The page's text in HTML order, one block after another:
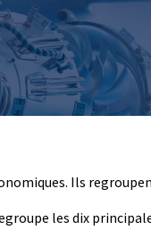
Ils
les dix